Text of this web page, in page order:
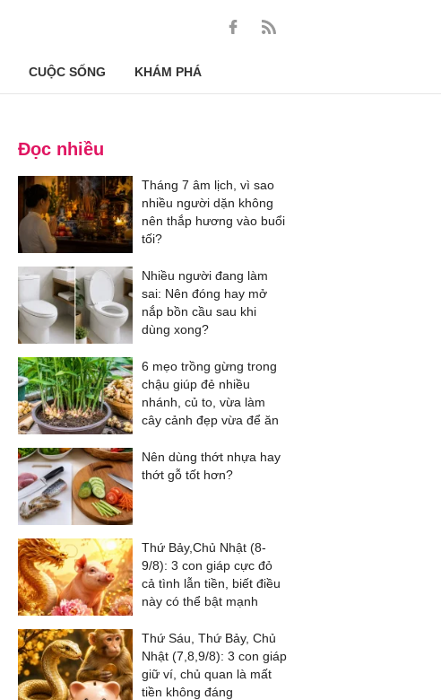
CUỘC SỐNG KHÁM PHÁ
Đọc nhiều
Tháng 7 âm lịch, vì sao
nhiều người dặn không
nên thắp hương vào buổi
tối?
Nhiều người đang làm
sai: Nên đóng hay mở
nắp bồn cầu sau khi
dùng xong?
6 mẹo trồng gừng trong
chậu giúp đẻ nhiều
nhánh, củ to, vừa làm
cây cảnh đẹp vừa để ăn
Nên dùng thớt nhựa hay
thớt gỗ tốt hơn?
Thứ Bảy,Chủ Nhật (8-
9/8): 3 con giáp cực đỏ
cả tình lẫn tiền, biết điều
này có thể bật mạnh
Thứ Sáu, Thứ Bảy, Chủ
Nhật (7,8,9/8): 3 con giáp
giữ ví, chủ quan là mất
tiền không đáng